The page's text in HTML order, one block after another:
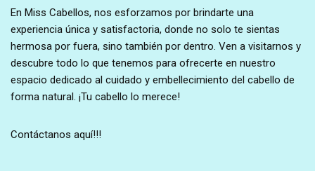
En Miss Cabellos, nos esforzamos por brindarte una
experiencia única y satisfactoria, donde no solo te sientas
hermosa por fuera, sino también por dentro. Ven a visitarnos y
descubre todo lo que tenemos para ofrecerte en nuestro
espacio dedicado al cuidado y embellecimiento del cabello de
forma natural. ¡Tu cabello lo merece!
Contáctanos aquí!!!